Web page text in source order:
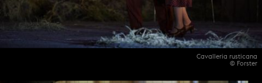
Cavalleria rusticana
© Forster